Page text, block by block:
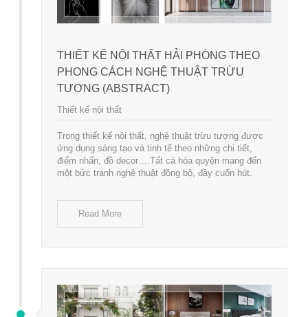
THIẾT KẾ NỘI THẤT HẢI PHÒNG THEO
PHONG CÁCH NGHỆ THUẬT TRỪU
TƯỢNG (ABSTRACT)
Thiết kế nội thất
Trong thiết kế nội thất, nghệ thuật trừu tượng được
ứng dụng sáng tạo và tinh tế theo những chi tiết,
điểm nhấn, đồ decor….Tất cả hòa quyện mang đến
một bức tranh nghệ thuật đồng bộ, đầy cuốn hút.
Read More